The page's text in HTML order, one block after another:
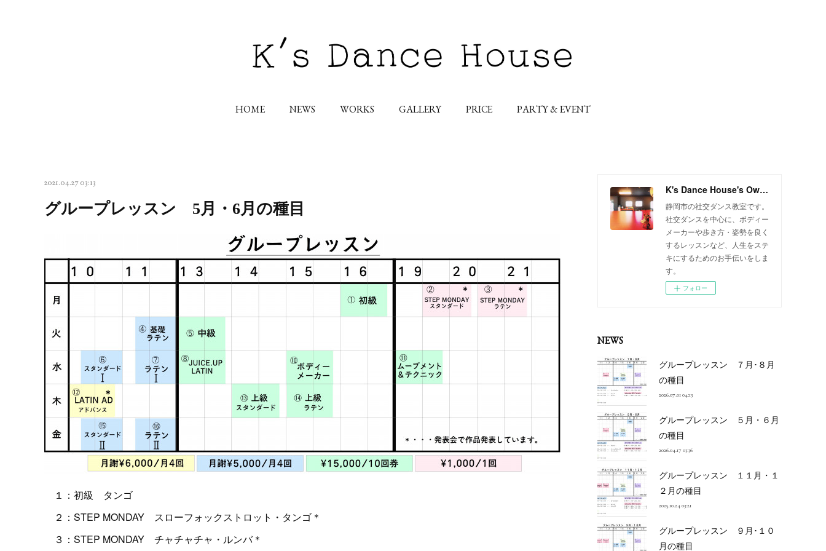
HOME NEWS WORKS GALLERY PRICE PARTY & EVENT
2021.04.27 03:13
グループレッスン 5月・6月の種目
１：初級 タンゴ
２：STEP MONDAY スローフォックストロット・タンゴ＊
３：STEP MONDAY チャチャチャ・ルンバ＊
K's Dance House's Ownd
静岡市の社交ダンス教室です。
社交ダンスを中心に、ボディー
メーカーや歩き方・姿勢を良く
するレッスンなど、人生をステ
キにするためのお手伝いをしま
す。
フォロー
NEWS
グループレッスン ７月･８月
の種目
2026.07.01 04:13
グループレッスン ５月・６月
の種目
2026.04.17 03:36
グループレッスン １１月・１
２月の種目
2025.10.24 03:21
グループレッスン ９月･１０
月の種目